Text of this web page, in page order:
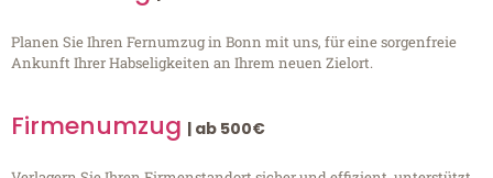
Planen Sie Ihren Fernumzug in Bonn mit uns, für eine sorgenfreie
Ankunft Ihrer Habseligkeiten an Ihrem neuen Zielort.
Firmenumzug | ab 500€